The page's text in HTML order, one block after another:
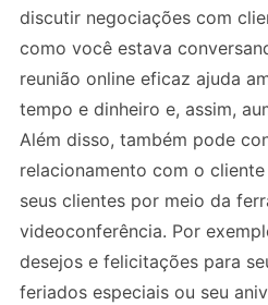
discutir negociações com
como você estava
reunião online eficaz ajuda
tempo e dinheiro e, assim,
Além disso, também pode
relacionamento com o
seus clientes por meio da
videoconferência. Por
desejos e felicitações para
feriados especiais ou seu